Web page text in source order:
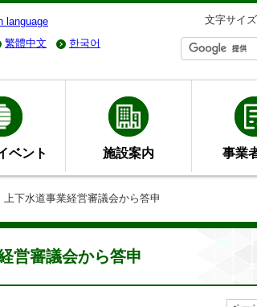
language
文字サイズ
繁體中文 한국어
ベント 施設案内 事業
上下水道事業経営審議会から答申
営審議会から答申